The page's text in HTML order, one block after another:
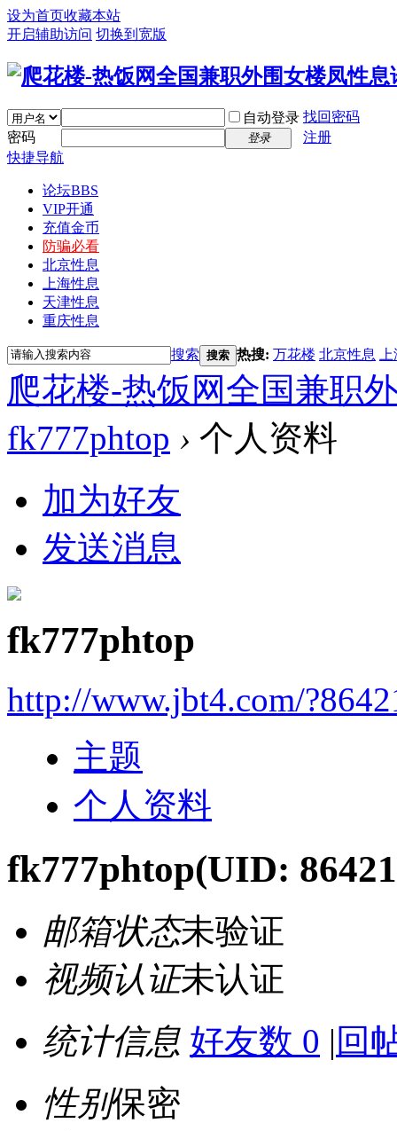
设为首页收藏本站
开启辅助访问 切换到宽版
自动登录 找回密码
密码
登录
注册
快捷导航
论坛BBS
VIP开通
充值金币
防骗必看
北京性息
上海性息
天津性息
重庆性息
搜索 搜索 热搜: 万花楼 北京性息
爬花楼-热饭网全国兼职
fk777phtop › 个人资料
加为好友
发送消息
fk777phtop
http://www.jbt4.com/
主题
个人资料
fk777phtop(UID:
邮箱状态未验证
视频认证未认证
统计信息 好友数 0 | 回
性别保密